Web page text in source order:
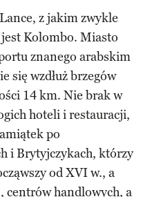
z jakim zwykle
Kolombo. Miasto
znanego arabskim
się wzdłuż brzegów
14 km. Nie brak w
hoteli i restauracji,
po
i Brytyjczykach, którzy
od XVI w., a
centrów handlowych, a